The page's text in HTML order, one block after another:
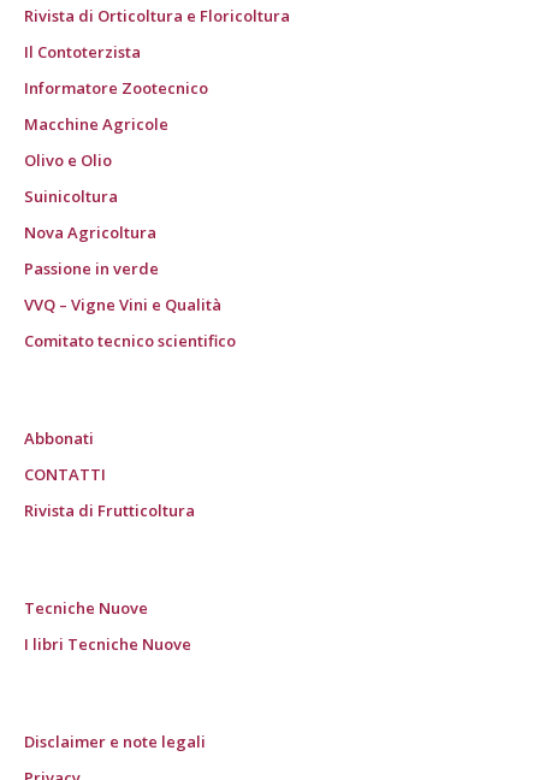
Rivista di Orticoltura e Floricoltura
Il Contoterzista
Informatore Zootecnico
Macchine Agricole
Olivo e Olio
Suinicoltura
Nova Agricoltura
Passione in verde
VVQ – Vigne Vini e Qualità
Comitato tecnico scientifico
Abbonati
CONTATTI
Rivista di Frutticoltura
Tecniche Nuove
I libri Tecniche Nuove
Disclaimer e note legali